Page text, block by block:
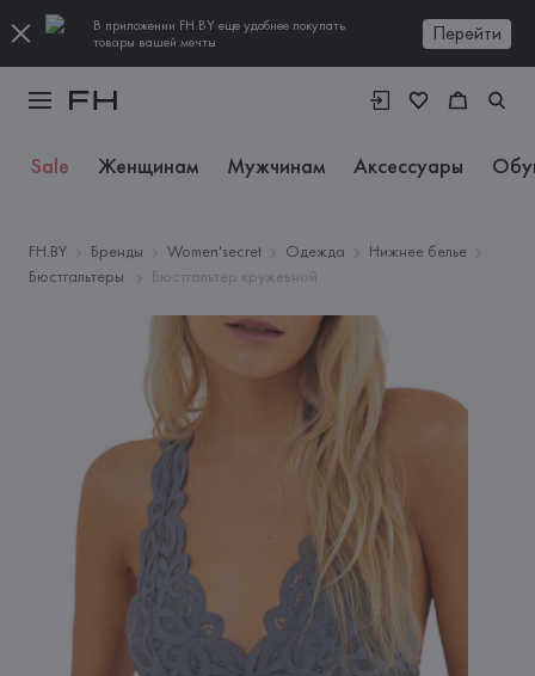
В приложении FH.BY еще удобнее покупать
товары вашей мечты
Перейти
Sale Женщинам Мужчинам Аксессуары
FH.BY Бренды Women'secret Одежда
Нижнее белье
Бюстгальтеры
Бюстгальтер кружевной